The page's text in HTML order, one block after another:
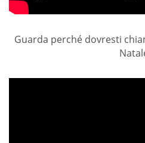
Guarda perché dovresti